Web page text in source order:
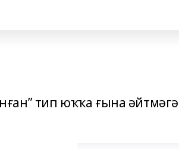
тип юҡҡа ғына